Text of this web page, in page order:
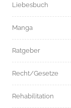
Liebesbuch
Manga
Ratgeber
Recht/Gesetze
Rehabilitation